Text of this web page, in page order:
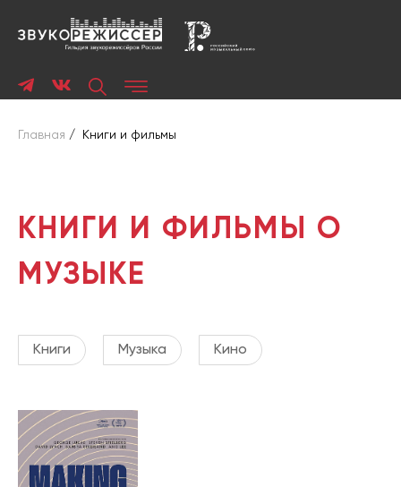
Главная / Книги и фильмы
КНИГИ И ФИЛЬМЫ О
МУЗЫКЕ
Книги Музыка Кино